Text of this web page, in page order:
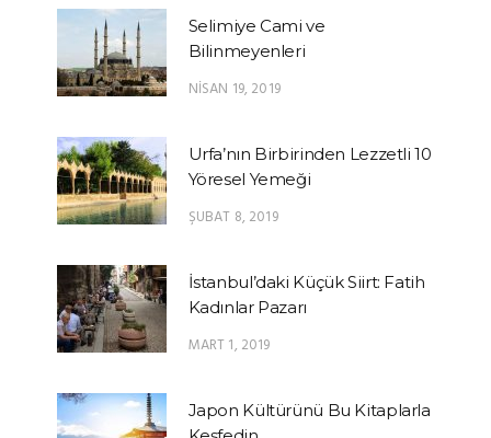
Selimiye Cami ve
Bilinmeyenleri
NISAN 19, 2019
Urfa’nın Birbirinden Lezzetli 10
Yöresel Yemeği
ŞUBAT 8, 2019
İstanbul’daki Küçük Siirt: Fatih
Kadınlar Pazarı
MART 1, 2019
Japon Kültürünü Bu Kitaplarla